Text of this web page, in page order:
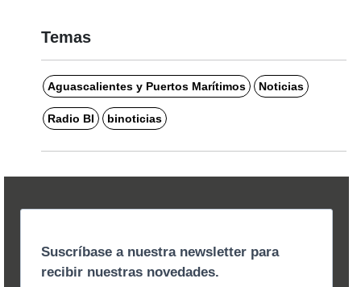
Temas
Aguascalientes y Puertos Marítimos Noticias
Radio BI binoticias